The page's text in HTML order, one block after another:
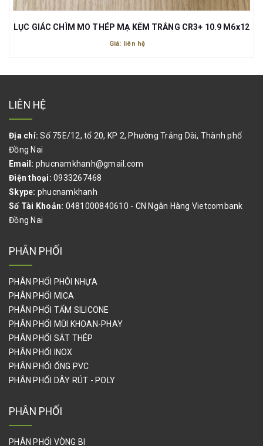
LỤC GIÁC CHÌM MO THÉP MẠ KẼM TRẮNG CR3+ 10.9 M6x12
Giá: liên hệ
LIÊN HỆ
Địa chỉ: Số 75E/12, tổ 20, KP 2, Phường Trảng Dài, Thành phố
Đồng Nai
Email: phucnamkhanh@gmail.com
Điện thoại: 0933267468
Skype: phucnamkhanh
Số Tài Khoản: 0481000840610 - CN Ngân Hàng Vietcombank
Đồng Nai
PHÂN PHỐI
PHÂN PHỐI PHÔI NHỰA
PHÂN PHỐI MICA
PHÂN PHỐI TẤM SILICONE
PHÂN PHỐI MŨI KHOAN-PHAY
PHÂN PHỐI SẮT THÉP
PHÂN PHỐI INOX
PHÂN PHỐI ỐNG PVC
PHÂN PHỐI DÂY RÚT - POLY
PHÂN PHỐI
PHÂN PHỐI VÒNG BI